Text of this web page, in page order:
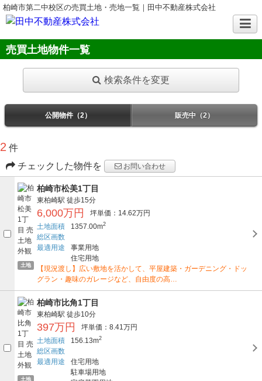
柏崎市第二中校区の売買土地・売地一覧｜田中不動産株式会社
売買土地物件一覧
検索条件を変更
公開物件（2） 販売中（2）
2 件
チェックした物件を
お問い合わせ
土地
柏崎市松美1丁目
東柏崎駅 徒歩15分
6,000万円
坪単価：14.62万円
土地面積
1357.00m2
総区画数
最適用途
事業用地
住宅用地
【現況渡し】広い敷地を活かして、平屋建築・ガーデニング・ドッ
グラン・趣味のガレージなど、自由度の高…
土地
柏崎市比角1丁目
東柏崎駅 徒歩10分
397万円
坪単価：8.41万円
土地面積
156.13m2
総区画数
最適用途
住宅用地
駐車場用地